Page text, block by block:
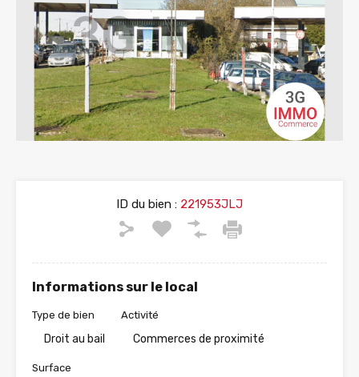
ID du bien : 221953JLJ
Informations sur le local
Type de bien
Droit au bail
Activité
Commerces de proximité
Surface